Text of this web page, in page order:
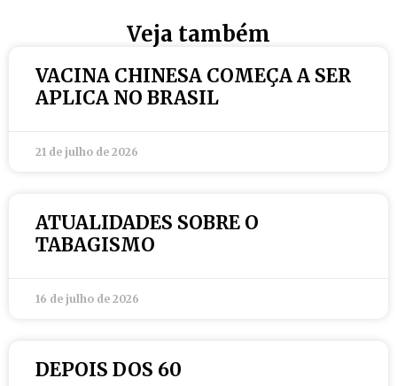
Veja também
VACINA CHINESA COMEÇA A SER
APLICA NO BRASIL
21 de julho de 2026
ATUALIDADES SOBRE O
TABAGISMO
16 de julho de 2026
DEPOIS DOS 60